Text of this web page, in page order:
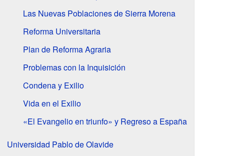
Las Nuevas Poblaciones de Sierra Morena
Reforma Universitaria
Plan de Reforma Agraria
Problemas con la Inquisición
Condena y Exilio
Vida en el Exilio
«El Evangelio en triunfo» y Regreso a España
Universidad Pablo de Olavide